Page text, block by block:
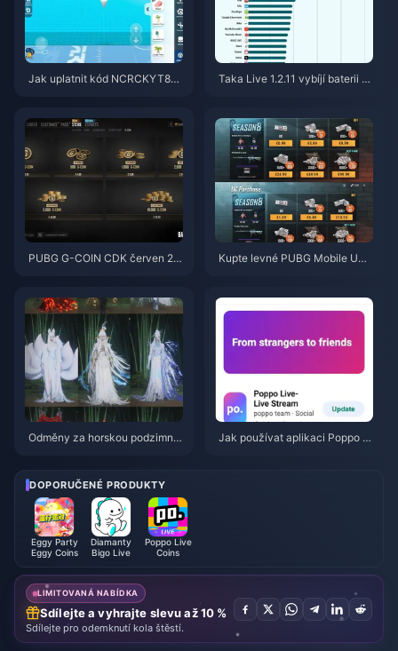
Jak uplatnit kód NCRCKYT8EF
Taka Live 1.2.11 vybíjí baterii př
PUBG G-COIN CDK červen 20
Kupte levné PUBG Mobile UC
jlepší balíčky a bezpečné dobit
Odměny za horskou podzimní
í seznam, měna a priorita
Jak používat aplikaci Poppo Li
DOPORUČENÉ PRODUKTY
Eggy Party
Eggy Coins
Diamanty
Bigo Live
Poppo Live
Coins
LIMITOVANÁ NABÍDKA
Sdílejte a vyhrajte slevu až 10 %
Sdílejte pro odemknutí kola štěstí.